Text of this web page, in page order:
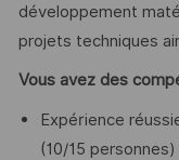
développement
projets techniques
Vous avez des
Expérience
(10/15